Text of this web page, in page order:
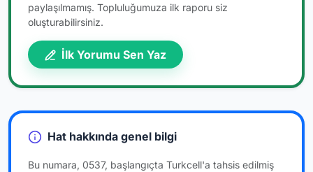
paylaşılmamış. Topluluğumuza ilk raporu siz
oluşturabilirsiniz.
İlk Yorumu Sen Yaz
Hat hakkında genel bilgi
Bu numara, 0537, başlangıçta Turkcell'a tahsis edilmiş